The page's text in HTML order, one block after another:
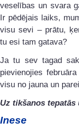
veselības un svara
Ir pēdējais laiks,
visu sevi – prātu,
tu esi tam gatava?
Ja tu sev tagad
pievienojies februāra
visu no jauna un
Uz tikšanos tepatās
Inese